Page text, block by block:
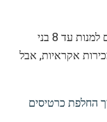
יש גם מערכת Ticket Share: מנויי עונה יכולים למנות עד 8 בני
אקראיות, אבל
החלפת כרטיסים